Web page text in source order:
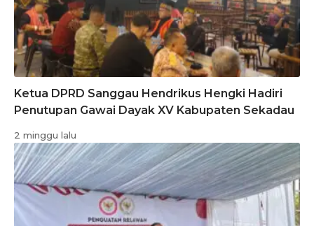
Ketua DPRD Sanggau Hendrikus Hengki Hadiri
Penutupan Gawai Dayak XV Kabupaten Sekadau
2 minggu lalu